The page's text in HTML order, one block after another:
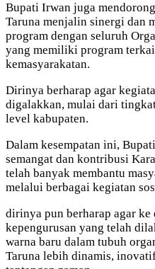
Bupati Irwan juga
Taruna menjalin sinergi dan
program dengan seluruh
yang memiliki program
kemasyarakatan.
Dirinya berharap agar
digalakkan, mulai dari
level kabupaten.
Dalam kesempatan ini,
semangat dan kontribusi
telah banyak membantu
melalui berbagai kegiatan
dirinya pun berharap agar
kepengurusan yang telah
warna baru dalam tubuh
Taruna lebih dinamis,